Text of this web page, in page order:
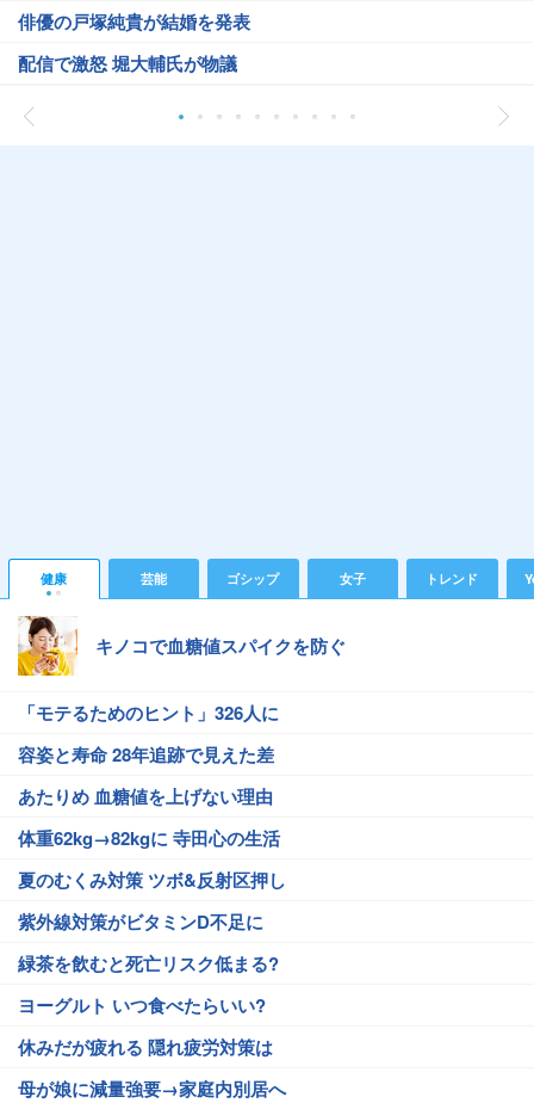
俳優の戸塚純貴が結婚を発表
配信で激怒 堀大輔氏が物議
健康 芸能 ゴシップ 女子 トレンド
キノコで血糖値スパイクを防ぐ
「モテるためのヒント」326人に
容姿と寿命 28年追跡で見えた差
あたりめ 血糖値を上げない理由
体重62kg→82kgに 寺田心の生活
夏のむくみ対策 ツボ&反射区押し
紫外線対策がビタミンD不足に
緑茶を飲むと死亡リスク低まる?
ヨーグルト いつ食べたらいい?
休みだが疲れる 隠れ疲労対策は
母が娘に減量強要→家庭内別居へ